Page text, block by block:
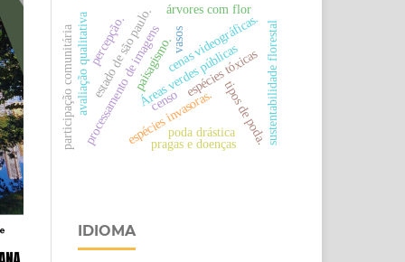
Áreas verdes públicas
processamento de imagens espécies tóxicas
espécies invasoras.
estado de são paulo.
avaliação qualitativa tipos de poda.
paisagismo.cenas videográficas.
censo
participação comunitária
árvores com flor
sustentabilidade florestal
poda drástica
pragas e doenças
percepção. vasos
IDIOMA